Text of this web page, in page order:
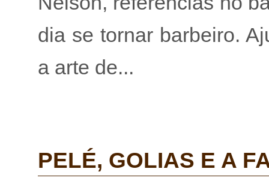
dia se tornar barbeiro.
a arte de...
PELÉ, GOLIAS E A